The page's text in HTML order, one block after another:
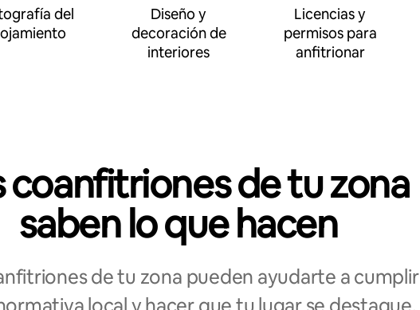
del
Diseño y
decoración de
interiores
Licencias y
permisos para
anfitrionar
coanfitriones de tu zona
saben lo que hacen
de tu zona pueden ayudarte a cumplir